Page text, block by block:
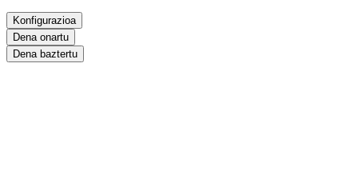
Konfigurazioa
Dena onartu
Dena baztertu